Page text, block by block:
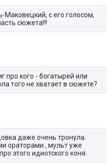
Маковецкий, с его голосом,
сюжета!!!
про кого - богатырей или
того не хватает в сюжете?
даже очень тронула.
ораторами , мульт уже
этого идиотского коня.